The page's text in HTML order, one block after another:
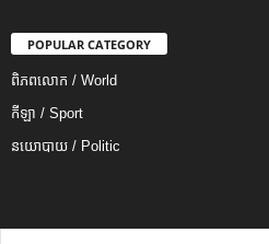
POPULAR CATEGORY
ពិភពលោក / World
កីឡា / Sport
នយោបាយ / Politic